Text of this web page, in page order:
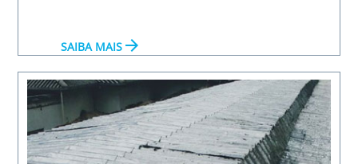
SAIBA MAISarrow_forward